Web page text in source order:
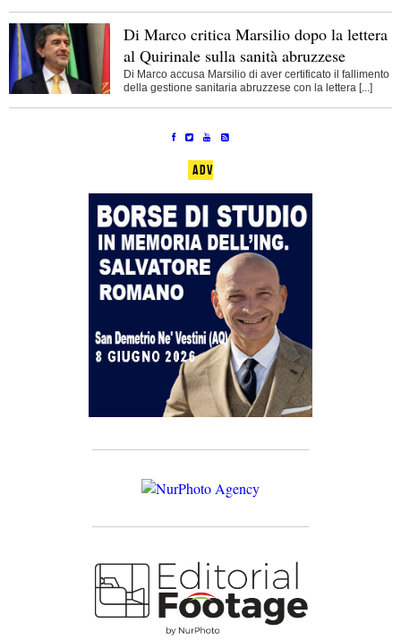
Di Marco critica Marsilio dopo la lettera
al Quirinale sulla sanità abruzzese
Di Marco accusa Marsilio di aver certificato il fallimento
della gestione sanitaria abruzzese con la lettera [...]
ADV